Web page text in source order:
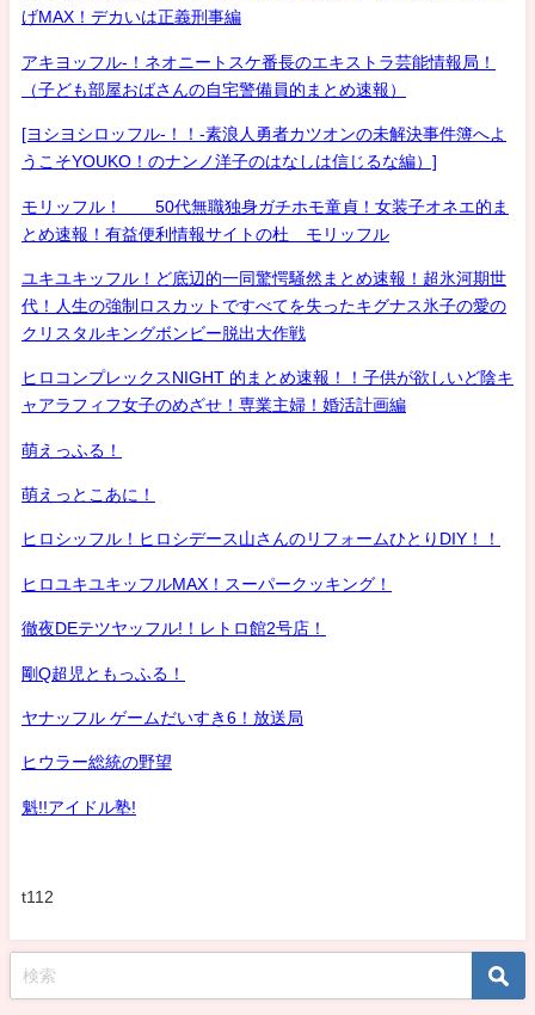
げMAX！デカいは正義刑事編
アキヨッフル-！ネオニートスケ番長のエキストラ芸能情報局！
（子ども部屋おばさんの自宅警備員的まとめ速報）
[ヨシヨシロッフル-！！-素浪人勇者カツオンの未解決事件簿へよ
うこそYOUKO！のナンノ洋子のはなしは信じるな編）]
モリッフル！ 50代無職独身ガチホモ童貞！女装子オネエ的ま
とめ速報！有益便利情報サイトの杜 モリッフル
ユキユキッフル！ど底辺的一同驚愕騒然まとめ速報！超氷河期世
代！人生の強制ロスカットですべてを失ったキグナス氷子の愛の
クリスタルキングボンビー脱出大作戦
ヒロコンプレックスNIGHT 的まとめ速報！！子供が欲しいど陰キ
ャアラフィフ女子のめざせ！専業主婦！婚活計画編
萌えっふる！
萌えっとこあに！
ヒロシッフル！ヒロシデース山さんのリフォームひとりDIY！！
ヒロユキユキッフルMAX！スーパークッキング！
徹夜DEテツヤッフル!！レトロ館2号店！
剛Q超児ともっふる！
ヤナッフル ゲームだいすき6！放送局
ヒウラー総統の野望
魁!!アイドル塾!
t112